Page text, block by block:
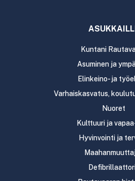
Kuntani
Asuminen ja
Elinkeino- ja
Varhaiskasvatus,
Nuoret
Kulttuuri ja
Hyvinvointi ja